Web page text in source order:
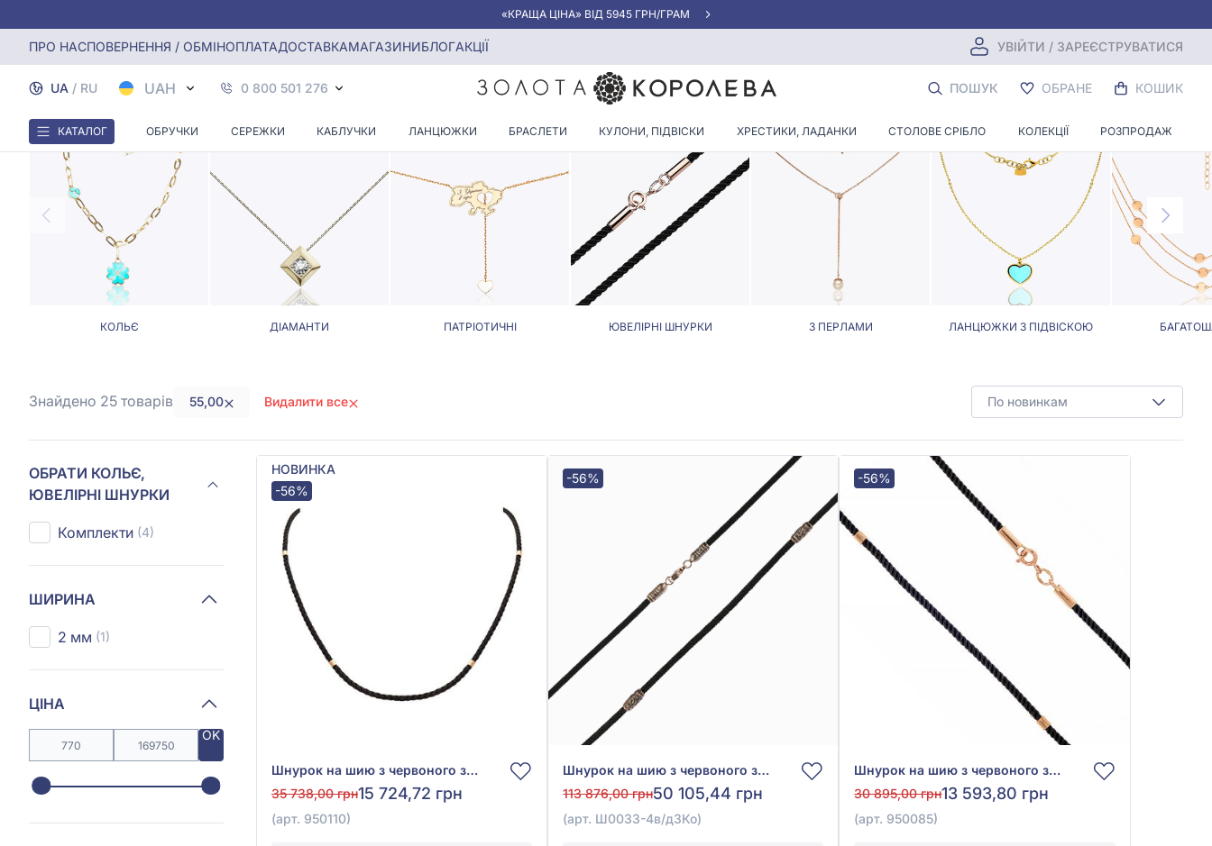
«КРАЩА ЦІНА» ВІД 5945 ГРН/ГРАМ
ПРО НАСПОВЕРНЕННЯ / ОБМІНОПЛАТАДОСТАВКАМАГАЗИНИБЛОГАКЦІЇ УВІЙТИ / ЗАРЕЄСТРУВАТИСЯ
UA / RU UAH 0 800 501 276 ПОШУК ОБРАНЕ КОШИК
КАТАЛОГ ОБРУЧКИ СЕРЕЖКИ КАБЛУЧКИ ЛАНЦЮЖКИ БРАСЛЕТИ КУЛОНИ, ПІДВІСКИ ХРЕСТИКИ, ЛАДАНКИ СТОЛОВЕ СРІБЛО КОЛЕКЦІЇ РОЗПРОДАЖ
Головна Кольє, Ювелірні шнурки Кольє та ювелірні шнурки розміру 55
КОЛЬЄ ТА ЮВЕЛІРНІ ШНУРКИ РОЗМІРУ 55
КОЛЬЄ ДІАМАНТИ ПАТРІОТИЧНІ ЮВЕЛІРНІ ШНУРКИ З ПЕРЛАМИ ЛАНЦЮЖКИ З ПІДВІСКОЮ
По новинкам
Знайдено 25 товарів 55,00 Видалити все
ОБРАТИ КОЛЬЄ,
ЮВЕЛІРНІ ШНУРКИ
Комплекти (4)
ШИРИНА
2 мм (1)
ЦІНА
OK
НОВИНКА
-56%
Шнурок на шию з червоного золота 585°, арт. 950110
35 738,00 грн15 724,72 грн
(арт. 950110)
-56%
Шнурок на шию з червоного золота 585° з Чорним Шовком, арт. Ш0033-4в/д3Ко
113 876,00 грн50 105,44 грн
(арт. Ш0033-4в/д3Ко)
-56%
Шнурок на шию з червоного золота 585° з текстилем, арт. 950085
30 895,00 грн13 593,80 грн
(арт. 950085)